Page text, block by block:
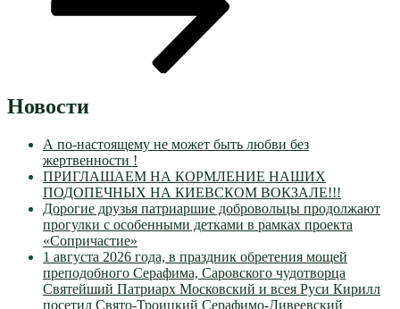
Новости
А по-настоящему не может быть любви без
жертвенности !
ПРИГЛАШАЕМ НА КОРМЛЕНИЕ НАШИХ
ПОДОПЕЧНЫХ НА КИЕВСКОМ ВОКЗАЛЕ!!!
Дорогие друзья патриаршие добровольцы продолжают
прогулки с особенными детками в рамках проекта
«Сопричастие»
1 августа 2026 года, в праздник обретения мощей
преподобного Серафима, Саровского чудотворца
Святейший Патриарх Московский и всея Руси Кирилл
посетил Свято-Троицкий Серафимо-Дивеевский